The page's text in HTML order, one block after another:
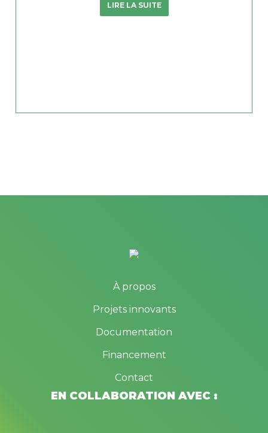
LIRE LA SUITE
À propos
Projets innovants
Documentation
Financement
Contact
EN COLLABORATION AVEC :